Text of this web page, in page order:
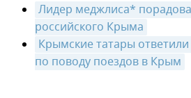
Лидер меджлиса*
российского Крыма
Крымские татары
по поводу поездов в Крым